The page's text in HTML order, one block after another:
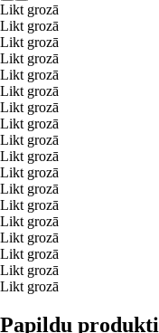
Likt grozā
Likt grozā
Likt grozā
Likt grozā
Likt grozā
Likt grozā
Likt grozā
Likt grozā
Likt grozā
Likt grozā
Likt grozā
Likt grozā
Likt grozā
Likt grozā
Likt grozā
Likt grozā
Likt grozā
Likt grozā
Papildu produkti